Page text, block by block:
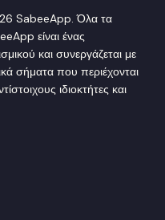
SabeeApp. Όλα τα
είναι ένας
και συνεργάζεται με
σήματα που περιέχονται
ιδιοκτήτες και